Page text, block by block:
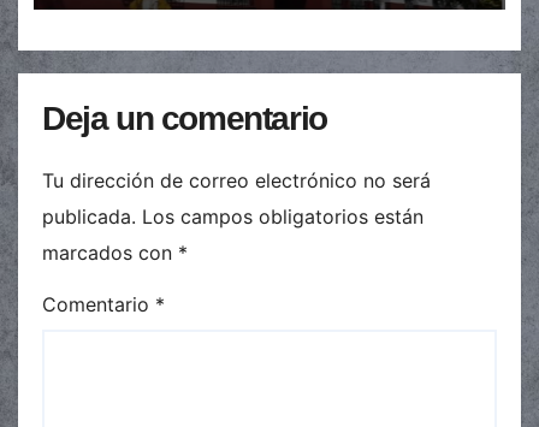
Deja un comentario
Tu dirección de correo electrónico no será
publicada. Los campos obligatorios están
marcados con *
Comentario *